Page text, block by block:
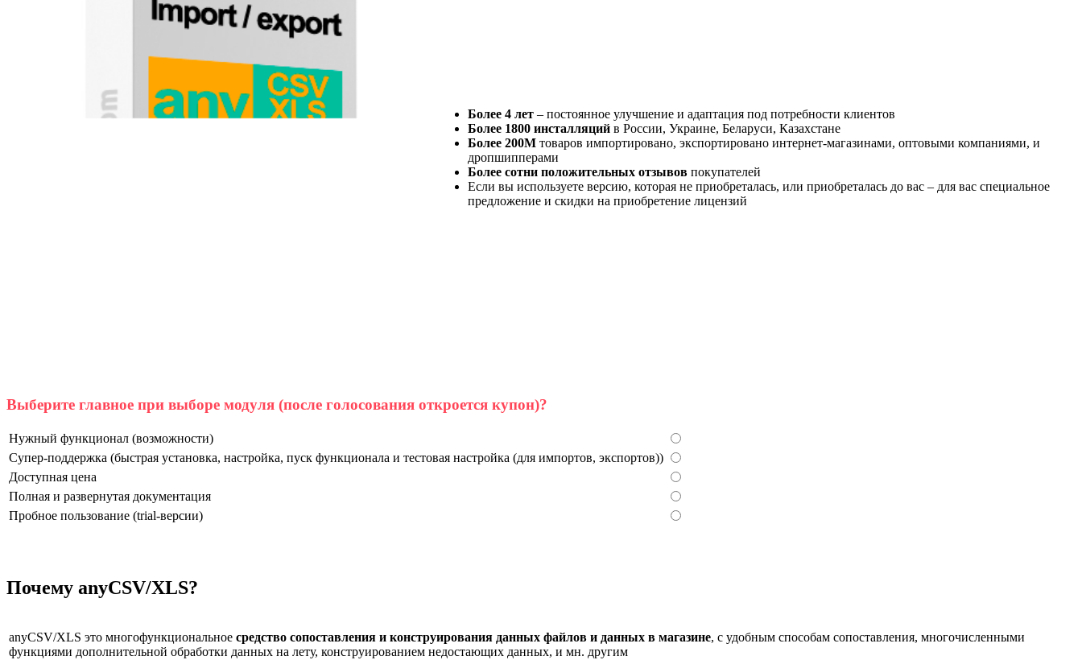
Более 4 лет – постоянное улучшение и адаптация под потребности клиентов
Более 1800 инсталляций в России, Украине, Беларуси, Казахстане
Более 200М товаров импортировано, экспортировано интернет-магазинами, оптовыми компаниями, и
дропшипперами
Более сотни положительных отзывов покупателей
Если вы используете версию, которая не приобреталась, или приобреталась до вас – для вас специальное
предложение и скидки на приобретение лицензий
Выберите главное при выборе модуля (после голосования откроется купон)?
Нужный функционал (возможности)
Супер-поддержка (быстрая установка, настройка, пуск функционала и тестовая настройка (для импортов, экспортов))
Доступная цена
Полная и развернутая документация
Пробное пользование (trial-версии)
Почему anyCSV/XLS?
anyCSV/XLS это многофункциональное средство сопоставления и конструирования данных файлов и данных в магазине, с удобным способам сопоставления, многочисленными
функциями дополнительной обработки данных на лету, конструированием недостающих данных, и мн. другим